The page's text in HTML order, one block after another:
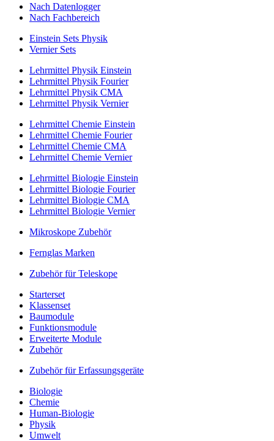
Nach Datenlogger
Nach Fachbereich
Einstein Sets Physik
Vernier Sets
Lehrmittel Physik Einstein
Lehrmittel Physik Fourier
Lehrmittel Physik CMA
Lehrmittel Physik Vernier
Lehrmittel Chemie Einstein
Lehrmittel Chemie Fourier
Lehrmittel Chemie CMA
Lehrmittel Chemie Vernier
Lehrmittel Biologie Einstein
Lehrmittel Biologie Fourier
Lehrmittel Biologie CMA
Lehrmittel Biologie Vernier
Mikroskope Zubehör
Fernglas Marken
Zubehör für Teleskope
Starterset
Klassenset
Baumodule
Funktionsmodule
Erweiterte Module
Zubehör
Zubehör für Erfassungsgeräte
Biologie
Chemie
Human-Biologie
Physik
Umwelt